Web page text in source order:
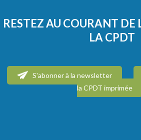
RESTEZ AU COURANT DE
LA CPDT
S'abonner à la newsletter
la CPDT imprimée